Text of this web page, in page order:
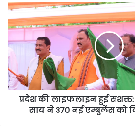
प्रदेश की लाइफलाइन हुई सशक्त:
साय ने 370 नई एम्बुलेंस को